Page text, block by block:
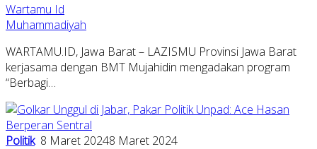
Wartamu Id
Muhammadiyah
WARTAMU.ID, Jawa Barat – LAZISMU Provinsi Jawa Barat
kerjasama dengan BMT Mujahidin mengadakan program
“Berbagi…
Politik 8 Maret 20248 Maret 2024